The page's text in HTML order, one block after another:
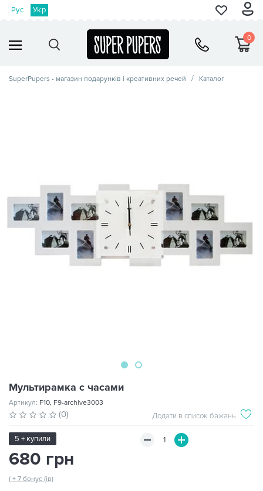
Рус Укр
0
SuperPupers - магазин подарунків і креативних речей Каталог
Мультирамка с часами
Артикул: F10, F9-archive3003
(0) Додати в список бажань
5 + купили
680 грн
( + 7 бонус (ів)